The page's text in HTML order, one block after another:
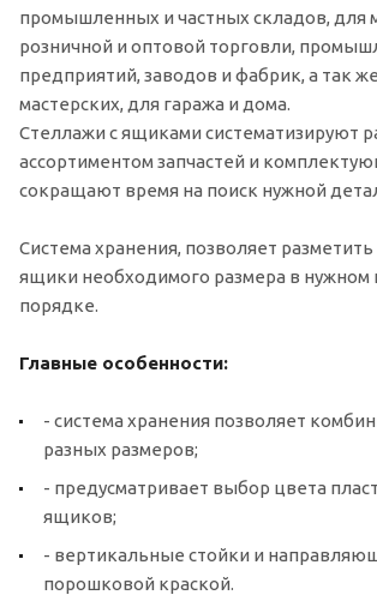
промышленных и частных складов, для
розничной и оптовой торговли,
предприятий, заводов и фабрик, а так
мастерских, для гаража и дома.
Стеллажи с ящиками систематизируют
ассортиментом запчастей и
сокращают время на поиск нужной
Система хранения, позволяет разметить
ящики необходимого размера в нужном
порядке.
Главные особенности:
- система хранения позволяет
разных размеров;
- предусматривает выбор цвета
ящиков;
- вертикальные стойки и
порошковой краской.